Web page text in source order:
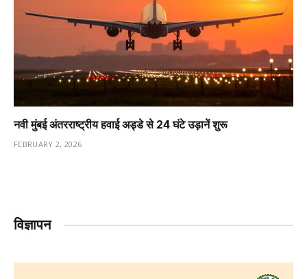
नवी मुंबई अंतरराष्ट्रीय हवाई अड्डे से 24 घंटे उड़ानें शुरू
FEBRUARY 2, 2026
विज्ञापन